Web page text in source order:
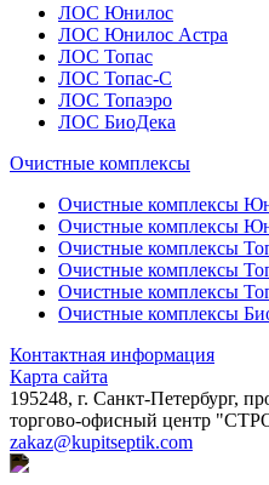
ЛОС Юнилос
ЛОС Юнилос Астра
ЛОС Топас
ЛОС Топас-С
ЛОС Топаэро
ЛОС БиоДека
Очистные комплексы
Очистные комплексы
Очистные комплексы
Очистные комплексы
Очистные комплексы
Очистные комплексы
Очистные комплексы
Контактная информация
Карта сайта
195248, г. Санкт-Петербург,
торгово-офисный центр
zakaz@kupitseptik.com